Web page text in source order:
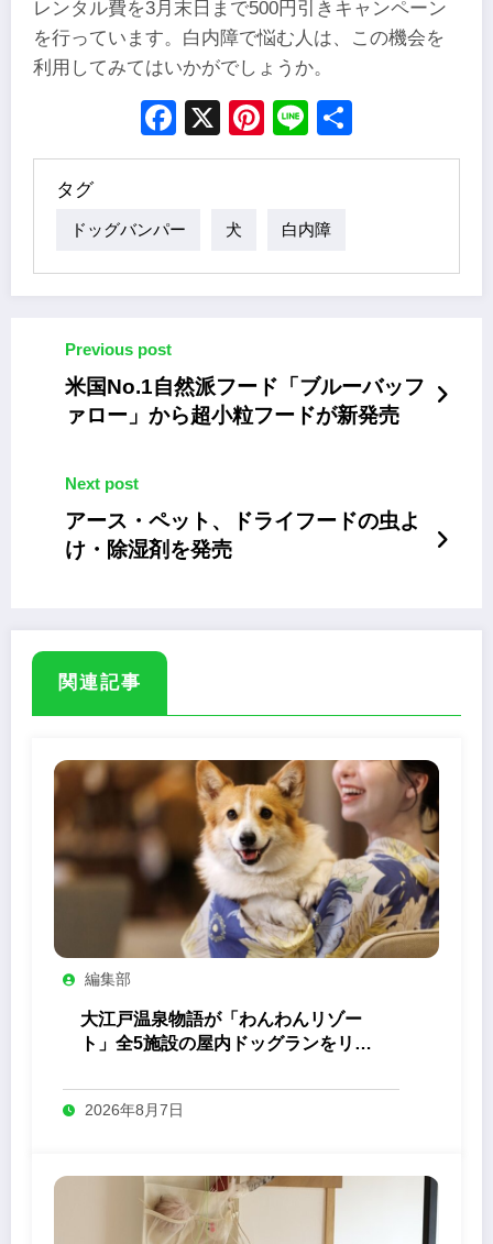
レンタル費を3月末日まで500円引きキャンペーン
を行っています。白内障で悩む人は、この機会を
利用してみてはいかがでしょうか。
Facebook
X Pinterest
Line
タグ
ドッグバンパー 犬 白内障
Previous post
米国No.1自然派フード「ブルーバッフ
ァロー」から超小粒フードが新発売
Next post
アース・ペット、ドライフードの虫よ
け・除湿剤を発売
関連記事
編集部
大江戸温泉物語が「わんわんリゾー
ト」全5施設の屋内ドッグランをリニ
2026年8月7日